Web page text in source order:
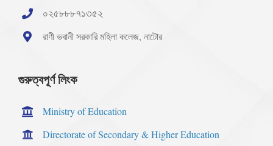
০২৫৮৮৮৭১৩৫২
রাণী ভবানী সরকারি মহিলা কলেজ, নাটোর
গুরুত্বপূর্ণ লিংক
Ministry of Education
Directorate of Secondary & Higher Education